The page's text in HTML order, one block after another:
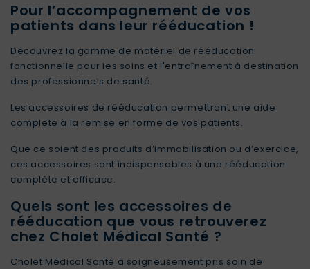
Pour l’accompagnement de vos
patients dans leur rééducation !
Découvrez la gamme de matériel de rééducation
fonctionnelle pour les soins et l'entraînement à destination
des professionnels de santé.
Les accessoires de rééducation permettront une aide
complète à la remise en forme de vos patients.
Que ce soient des produits d’immobilisation ou d’exercice,
ces accessoires sont indispensables à une rééducation
complète et efficace.
Quels sont les accessoires de
rééducation que vous retrouverez
chez Cholet Médical Santé ?
Cholet Médical Santé à soigneusement pris soin de